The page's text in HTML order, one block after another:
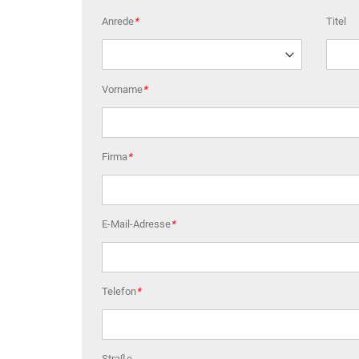
Anrede* Titel
Vorname*
Firma*
E-Mail-Adresse*
Telefon*